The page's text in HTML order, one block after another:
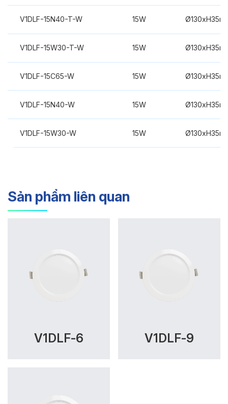
V1DLF-15N40-T-W 15W
V1DLF-15W30-T-W 15W
V1DLF-15C65-W 15W
V1DLF-15N40-W 15W
V1DLF-15W30-W 15W
Sản phẩm liên quan
V1DLF-6 V1DLF-9